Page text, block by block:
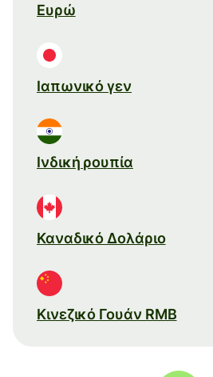
Ευρώ
Ιαπωνικό γεν
Ινδική ρουπία
Καναδικό Δολάριο
Κινεζικό Γουάν RMB